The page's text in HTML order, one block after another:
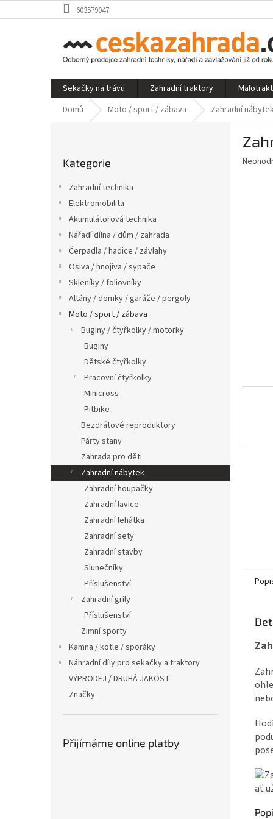
na
603579047
Sekačky na trávu Zahradní traktory
Domů
Moto / sport / zábava Zahradní
kategorie
Kategorie
Zahradní technika
Elektromobilita
Akumulátorová technika
Nářadí dílna / dům / zahrada
Čerpadla / hadice / závlahy
Osiva / hnojiva / sypače
Skleníky / foliovníky
Altány / domky / garáže / pergoly
Moto / sport / zábava
Buginy / čtyřkolky / motorky
Buginy
Dětské čtyřkolky
Pracovní čtyřkolky
Minicross
Pitbike
Bezdrátové reproduktory
Párty stany
Zahrada pro děti
Zahradní nábytek
Zahradní houpačky
Zahradní lavice
Zahradní lehátka
Zahradní sety
Zahradní stavby
Slunečníky
Příslušenství
Zahradní grily
Příslušenství
Zimní sporty
Kamna / kotle / sporáky
Náhradní díly pro sekačky a traktory
VÝPRODEJ / DRUHÁ JAKOST
Značky
Přijímáme online platby